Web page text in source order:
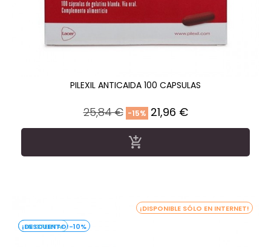
PILEXIL ANTICAIDA 100 CAPSULAS
Precio
regular
25,84 € -15% Precio
21,96 €

¡DISPONIBLE SÓLO EN INTERNET!
¡EN OFERTA! -10%